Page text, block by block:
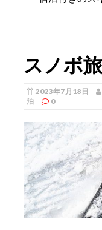
スノボ
2023年7月18日
泊
0